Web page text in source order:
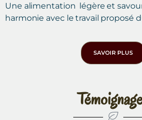
Une alimentation légère et
harmonie avec le travail proposé
SAVOIR PLUS